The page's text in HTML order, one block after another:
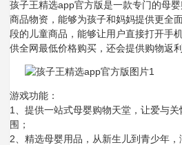
孩子王精选app官方版是一款专门的母
商品物资，能够为孩子和妈妈提供更全
段的儿童商品，能够让用户直接打开手
供全网最低价格购买，还会提供购物返
游戏功能：
1、提供一站式母婴购物天堂，让爱与
围；
2、精选母婴用品，从新生儿到青少年